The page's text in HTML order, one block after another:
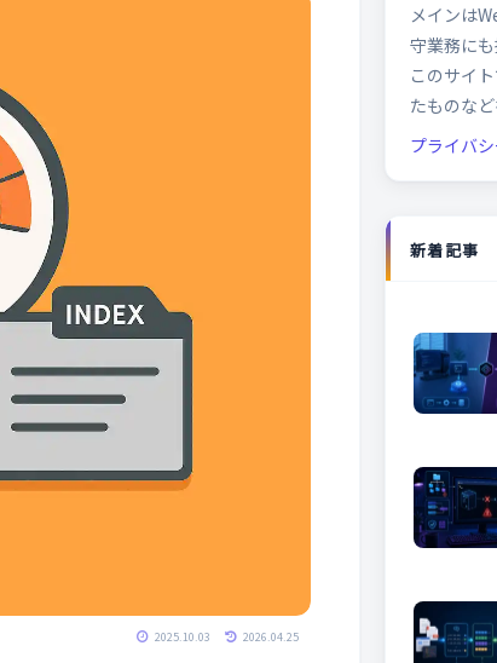
2025.10.03 2026.04.25
メインは
守業務にも
このサイ
たものな
プライバ
新着記事